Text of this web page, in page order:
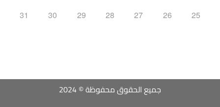
25
26
27
28
29
30
31
جميع الحقوق محفوظة © 2024